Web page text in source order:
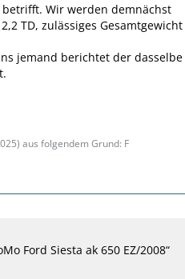
Wir werden demnächst
TD, zulässiges Gesamtgewicht
jemand berichtet der dasselbe
) aus folgendem Grund: F
Ford Siesta ak 650 EZ/2008“